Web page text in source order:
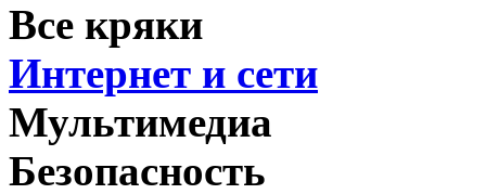
Все кряки
Интернет и сети
Мультимедиа
Безопасность